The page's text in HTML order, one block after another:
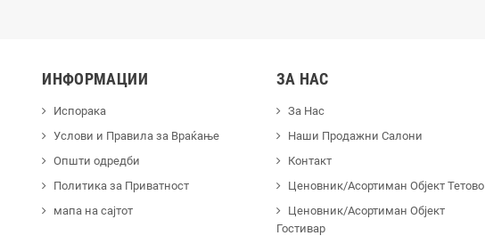
ИНФОРМАЦИИ
Испорака
Услови и Правила за Враќање
Општи одредби
Политика за Приватност
мапа на сајтот
ЗА НАС
За Нас
Наши Продажни Салони
Контакт
Ценовник/Асортиман Објект Тетово
Ценовник/Асортиман Објект
Гостивар